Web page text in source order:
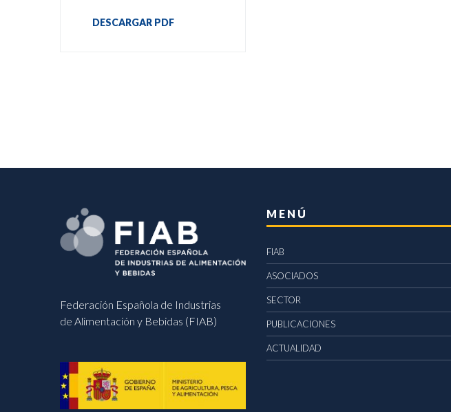
DESCARGAR PDF
Federación Española de Industrias
de Alimentación y Bebidas (FIAB)
MENÚ
FIAB
ASOCIADOS
SECTOR
PUBLICACIONES
ACTUALIDAD